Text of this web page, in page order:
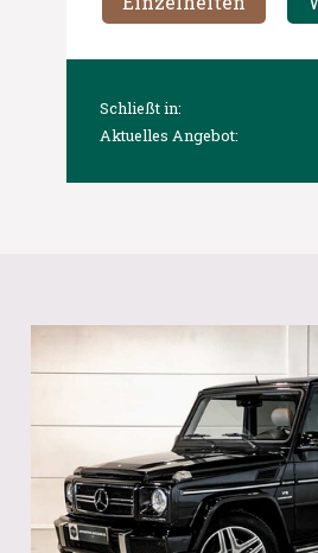
Schließt in:
Aktuelles Angebot: